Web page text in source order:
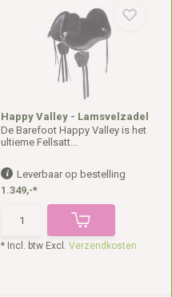
Happy Valley - Lamsvelzadel
De Barefoot Happy Valley is het
ultieme Fellsatt...
Leverbaar op bestelling
1.349,-*
* Incl. btw Excl. Verzendkosten